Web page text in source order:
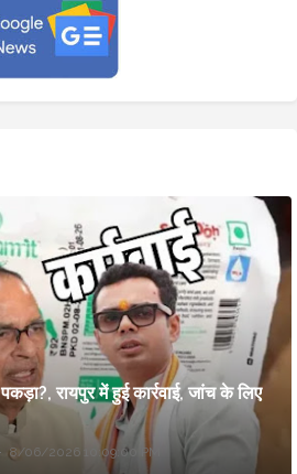
रायपुर में हुई कार्रवाई, जांच के लिए
8/06/2026 10:09:00 PM